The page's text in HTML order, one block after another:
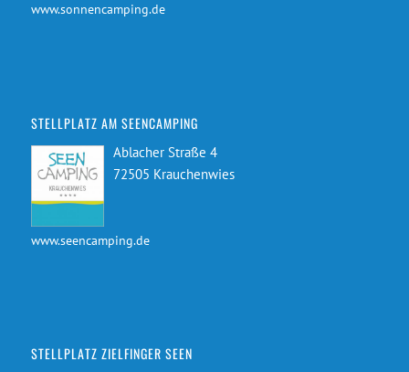
www.sonnencamping.de
STELLPLATZ AM SEENCAMPING
Ablacher Straße 4
72505 Krauchenwies
www.seencamping.de
STELLPLATZ ZIELFINGER SEEN